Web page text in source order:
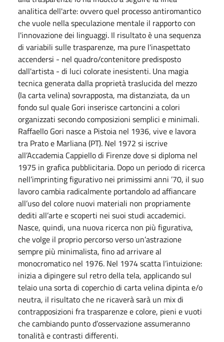
analitica dell'arte: ovvero quel processo antiromantico
che vuole nella speculazione mentale il rapporto con
l'innovazione dei linguaggi. Il risultato è una sequenza
di variabili sulle trasparenze, ma pure l'inaspettato
accendersi - nel quadro/contenitore predisposto
dall'artista - di luci colorate inesistenti. Una magia
tecnica generata dalla proprietà traslucida del mezzo
(la carta velina) sovrapposta, ma distanziata, da un
fondo sul quale Gori inserisce cartoncini a colori
organizzati secondo composizioni semplici e minimali.
Raffaello Gori nasce a Pistoia nel 1936, vive e lavora
tra Prato e Marliana (PT). Nel 1972 si iscrive
all’Accademia Cappiello di Firenze dove si diploma nel
1975 in grafica pubblicitaria. Dopo un periodo di ricerca
nell’imprinting figurativo nei primissimi anni ’70, il suo
lavoro cambia radicalmente portandolo ad affiancare
all’uso del colore nuovi materiali non propriamente
dediti all’arte e scoperti nei suoi studi accademici.
Nasce, quindi, una nuova ricerca non più figurativa,
che volge il proprio percorso verso un’astrazione
sempre più minimalista, fino ad arrivare al
monocromatico nel 1976. Nel 1974 scatta l’intuizione:
inizia a dipingere sul retro della tela, applicando sul
telaio una sorta di coperchio di carta velina dipinta e/o
neutra, il risultato che ne ricaverà sarà un mix di
contrapposizioni fra trasparenze e colore, pieni e vuoti
che cambiando punto d’osservazione assumeranno
tonalità e contrasti differenti.